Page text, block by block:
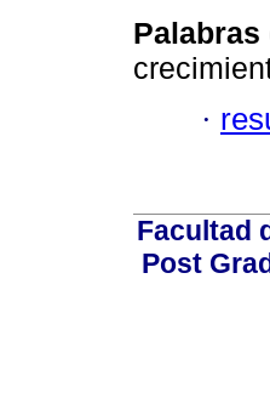
Palabras
·
Facultad
Post